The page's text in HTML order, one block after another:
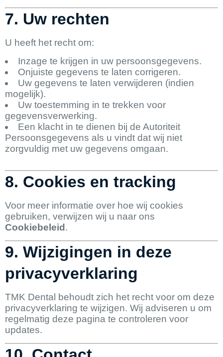
7. Uw rechten
U heeft het recht om:
Inzage te krijgen in uw persoonsgegevens.
Onjuiste gegevens te laten corrigeren.
Uw gegevens te laten verwijderen (indien
mogelijk).
Uw toestemming in te trekken voor
gegevensverwerking.
Een klacht in te dienen bij de Autoriteit
Persoonsgegevens als u vindt dat wij niet
zorgvuldig met uw gegevens omgaan.
8. Cookies en tracking
Voor meer informatie over hoe wij cookies
gebruiken, verwijzen wij u naar ons
Cookiebeleid .
9. Wijzigingen in deze
privacyverklaring
TMK Dental behoudt zich het recht voor om deze
privacyverklaring te wijzigen. Wij adviseren u om
regelmatig deze pagina te controleren voor
updates.